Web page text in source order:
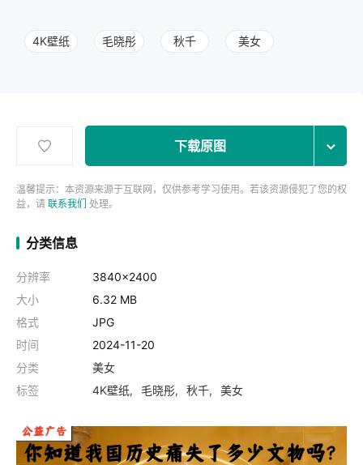
4K壁纸 毛晓彤 秋千 美女
下载原图
温馨提示：本资源来源于互联网，仅供参考学习使用。若该资源侵犯了您的权
益，请 联系我们 处理。
分类信息
分辨率
3840x2400
大小
6.32 MB
格式
JPG
时间
2024-11-20
分类
美女
标签
4K壁纸 毛晓彤 秋千 美女